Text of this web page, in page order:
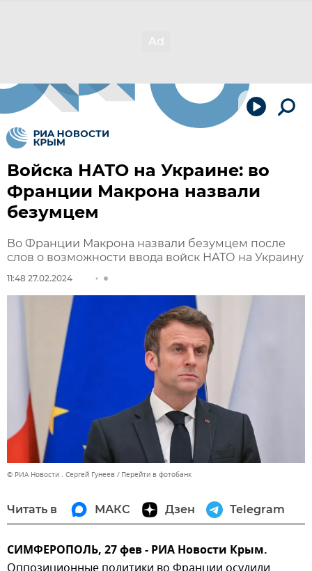
Войска НАТО на Украине: во
Франции Макрона назвали
безумцем
Во Франции Макрона назвали безумцем после
слов о возможности ввода войск НАТО на Украину
11:48 27.02.2024
© РИА Новости . Сергей Гунеев Перейти в фотобанк
Читать в МАКС Дзен Telegram
СИМФЕРОПОЛЬ, 27 фев - РИА Новости Крым.